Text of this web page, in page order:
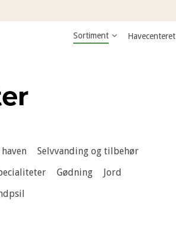
Sortiment Havecenteret
Selvvanding og tilbehør
Gødning
Jord